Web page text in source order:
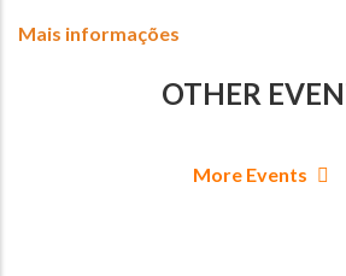
Mais informações
OTHER
More Events